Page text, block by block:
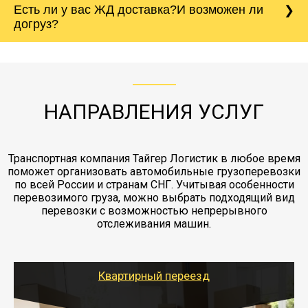
сантиметров. Идеальная упаковка
холодильника - обложить картонными
коробками и обмотать стрейч пленкой.
непредвиденных ситуаций. Делаем страховку
Вашего груза по ставке 0.15 от стоимости
груза. Мы сотрудничаем по услугам страховки
заканчивая выгрузкой в пункте получателя.
морской путь. Речная доставка баржой.
Есть ли у вас ЖД доставка?И возможен ли
догруз?
НАПРАВЛЕНИЯ УСЛУГ
Транспортная компания Тайгер Логистик в любое время
поможет организовать автомобильные грузоперевозки
по всей России и странам СНГ. Учитывая особенности
перевозимого груза, можно выбрать подходящий вид
перевозки с возможностью непрерывного
отслеживания машин.
Квартирный переезд